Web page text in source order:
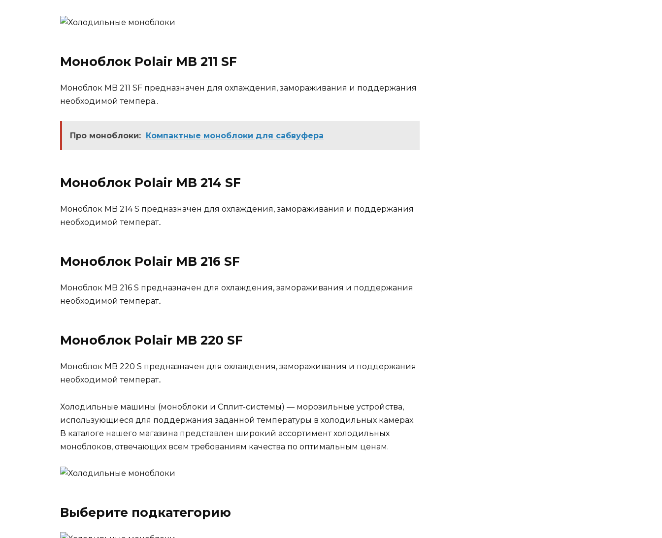
Моноблок Polair MB 211 SF
Моноблок MB 211 SF предназначен для охлаждения, замораживания и поддержания
необходимой темпера..
Про моноблоки: Компактные моноблоки для сабвуфера
Моноблок Polair MB 214 SF
Моноблок MB 214 S предназначен для охлаждения, замораживания и поддержания
необходимой температ..
Моноблок Polair MB 216 SF
Моноблок MB 216 S предназначен для охлаждения, замораживания и поддержания
необходимой температ..
Моноблок Polair MB 220 SF
Моноблок MB 220 S предназначен для охлаждения, замораживания и поддержания
необходимой температ..
Холодильные машины (моноблоки и Сплит-системы) — морозильные устройства,
использующиеся для поддержания заданной температуры в холодильных камерах.
В каталоге нашего магазина представлен широкий ассортимент холодильных
моноблоков, отвечающих всем требованиям качества по оптимальным ценам.
Выберите подкатегорию